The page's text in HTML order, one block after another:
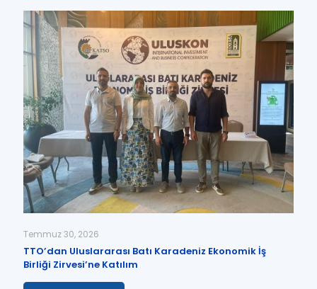
Temmuz 30, 2026
TTO’dan Uluslararası Batı Karadeniz Ekonomik İş
Birliği Zirvesi’ne Katılım